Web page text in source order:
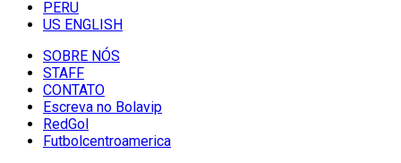
PERU
US ENGLISH
SOBRE NÓS
STAFF
CONTATO
Escreva no Bolavip
RedGol
Futbolcentroamerica